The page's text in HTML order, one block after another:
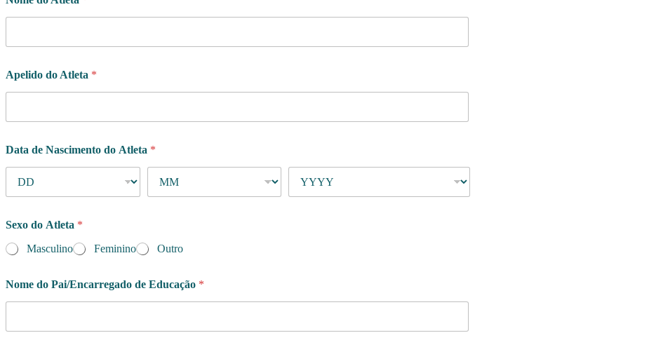
Apelido do Atleta *
Data de Nascimento do Atleta *
Sexo do Atleta *
Masculino
Feminino Outro
Nome do Pai/Encarregado de Educação *